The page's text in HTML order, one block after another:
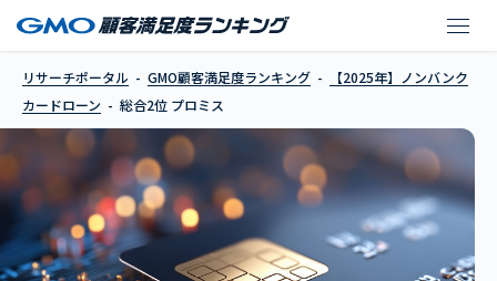
リサーチポータル GMO顧客満足度ランキング
【2025年】ノンバンク
カードローン
総合2位 プロミス